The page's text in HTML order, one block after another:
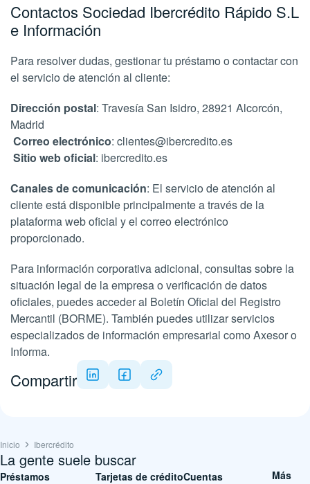
Contactos Sociedad Ibercrédito Rápido S.L
e Información
Para resolver dudas, gestionar tu préstamo o contactar con
el servicio de atención al cliente:
Dirección postal: Travesía San Isidro, 28921 Alcorcón,
Madrid
Correo electrónico: clientes@ibercredito.es
Sitio web oficial: ibercredito.es
Canales de comunicación: El servicio de atención al
cliente está disponible principalmente a través de la
plataforma web oficial y el correo electrónico
proporcionado.
Para información corporativa adicional, consultas sobre la
situación legal de la empresa o verificación de datos
oficiales, puedes acceder al Boletín Oficial del Registro
Mercantil (BORME). También puedes utilizar servicios
especializados de información empresarial como Axesor o
Informa.
Compartir
Inicio Ibercrédito
La gente suele buscar
Préstamos Tarjetas de créditoCuentas Más